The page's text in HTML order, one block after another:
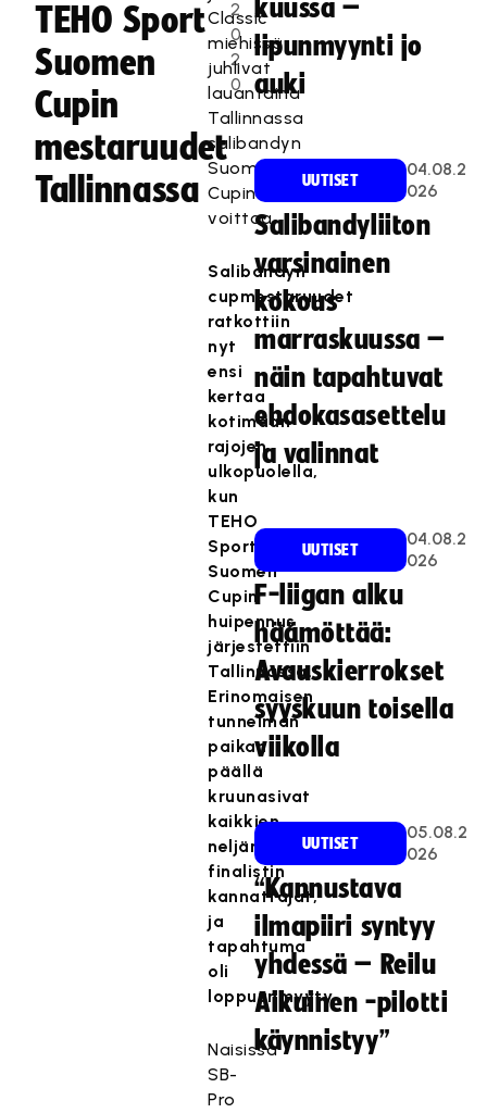
TEHO Sport
Suomen
Cupin
mestaruudet
Tallinnassa
2
0
2
0
Classic
miehissä
juhlivat
lauantaina
Tallinnassa
salibandyn
Suomen
Cupin
voittoa.
Salibandyn
cupmestaruudet
ratkottiin
nyt
ensi
kertaa
kotimaan
rajojen
ulkopuolella,
kun
TEHO
Sport
Suomen
Cupin
huipennus
järjestettiin
Tallinnassa.
Erinomaisen
tunnelman
paikan
päällä
kruunasivat
kaikkien
neljän
finalistin
kannattajat,
ja
tapahtuma
oli
loppuunmyyty.
Naisissa
SB-
Pro
kuussa –
lipunmyynti jo
auki
UUTISET
04.08.2
026
Salibandyliiton
varsinainen
kokous
marraskuussa –
näin tapahtuvat
ehdokasasettelu
ja valinnat
UUTISET
04.08.2
026
F-liigan alku
häämöttää:
Avauskierrokset
syyskuun toisella
viikolla
UUTISET
05.08.2
026
“Kannustava
ilmapiiri syntyy
yhdessä – Reilu
Aikuinen -pilotti
käynnistyy”